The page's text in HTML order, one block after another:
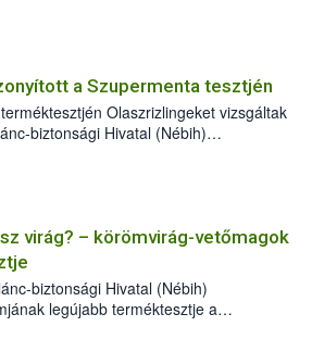
a Szupermenta tesztjén
Olaszrizlingeket vizsgáltak
biztonsági Hivatal (Nébih)
27 bor került „nagyító alá”, melyek az
-minőségi vizsgálatok, valamint a
melyek a kóstolók által
Olaszrizlingek.
virág? – körömvirág-vetőmagok
biztonsági Hivatal (Nébih)
legújabb terméktesztje a
fókuszált. A hatósági vizsgálatokon a
forgalomban kapható terméket